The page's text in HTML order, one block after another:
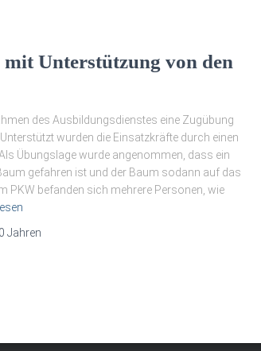
Unterstützung von den
des Ausbildungsdienstes eine Zugübung
wurden die Einsatzkräfte durch einen
Übungslage wurde angenommen, dass ein
gefahren ist und der Baum sodann auf das
PKW befanden sich mehrere Personen, wie
Jahren